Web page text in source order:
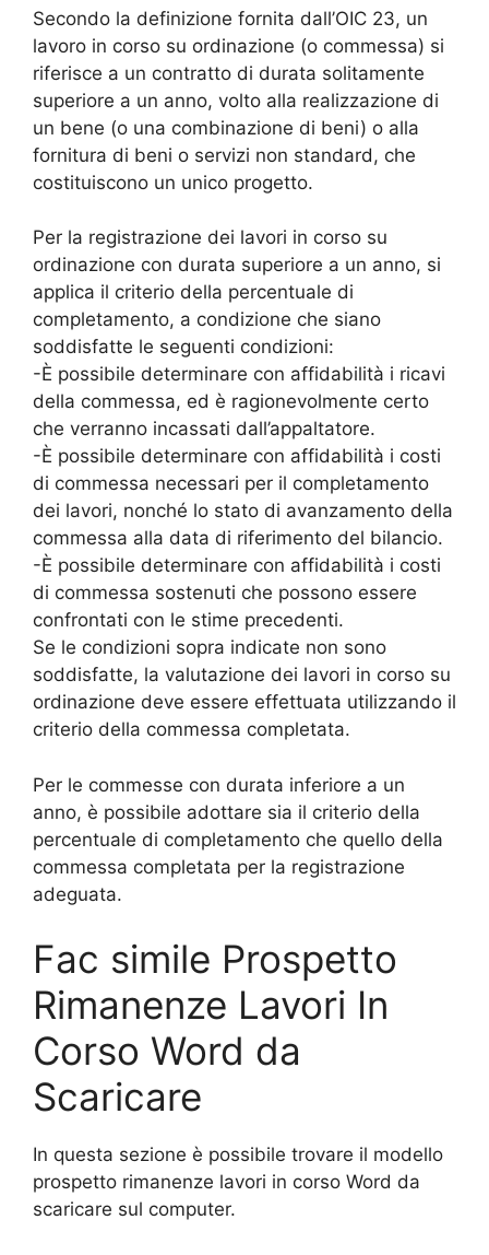
Secondo la definizione fornita dall’OIC 23, un
lavoro in corso su ordinazione (o commessa) si
riferisce a un contratto di durata solitamente
superiore a un anno, volto alla realizzazione di
un bene (o una combinazione di beni) o alla
fornitura di beni o servizi non standard, che
costituiscono un unico progetto.
Per la registrazione dei lavori in corso su
ordinazione con durata superiore a un anno, si
applica il criterio della percentuale di
completamento, a condizione che siano
soddisfatte le seguenti condizioni:
-È possibile determinare con affidabilità i ricavi
della commessa, ed è ragionevolmente certo
che verranno incassati dall’appaltatore.
-È possibile determinare con affidabilità i costi
di commessa necessari per il completamento
dei lavori, nonché lo stato di avanzamento della
commessa alla data di riferimento del bilancio.
-È possibile determinare con affidabilità i costi
di commessa sostenuti che possono essere
confrontati con le stime precedenti.
Se le condizioni sopra indicate non sono
soddisfatte, la valutazione dei lavori in corso su
ordinazione deve essere effettuata utilizzando il
criterio della commessa completata.
Per le commesse con durata inferiore a un
anno, è possibile adottare sia il criterio della
percentuale di completamento che quello della
commessa completata per la registrazione
adeguata.
Fac simile Prospetto
Rimanenze Lavori In
Corso Word da
Scaricare
In questa sezione è possibile trovare il modello
prospetto rimanenze lavori in corso Word da
scaricare sul computer.